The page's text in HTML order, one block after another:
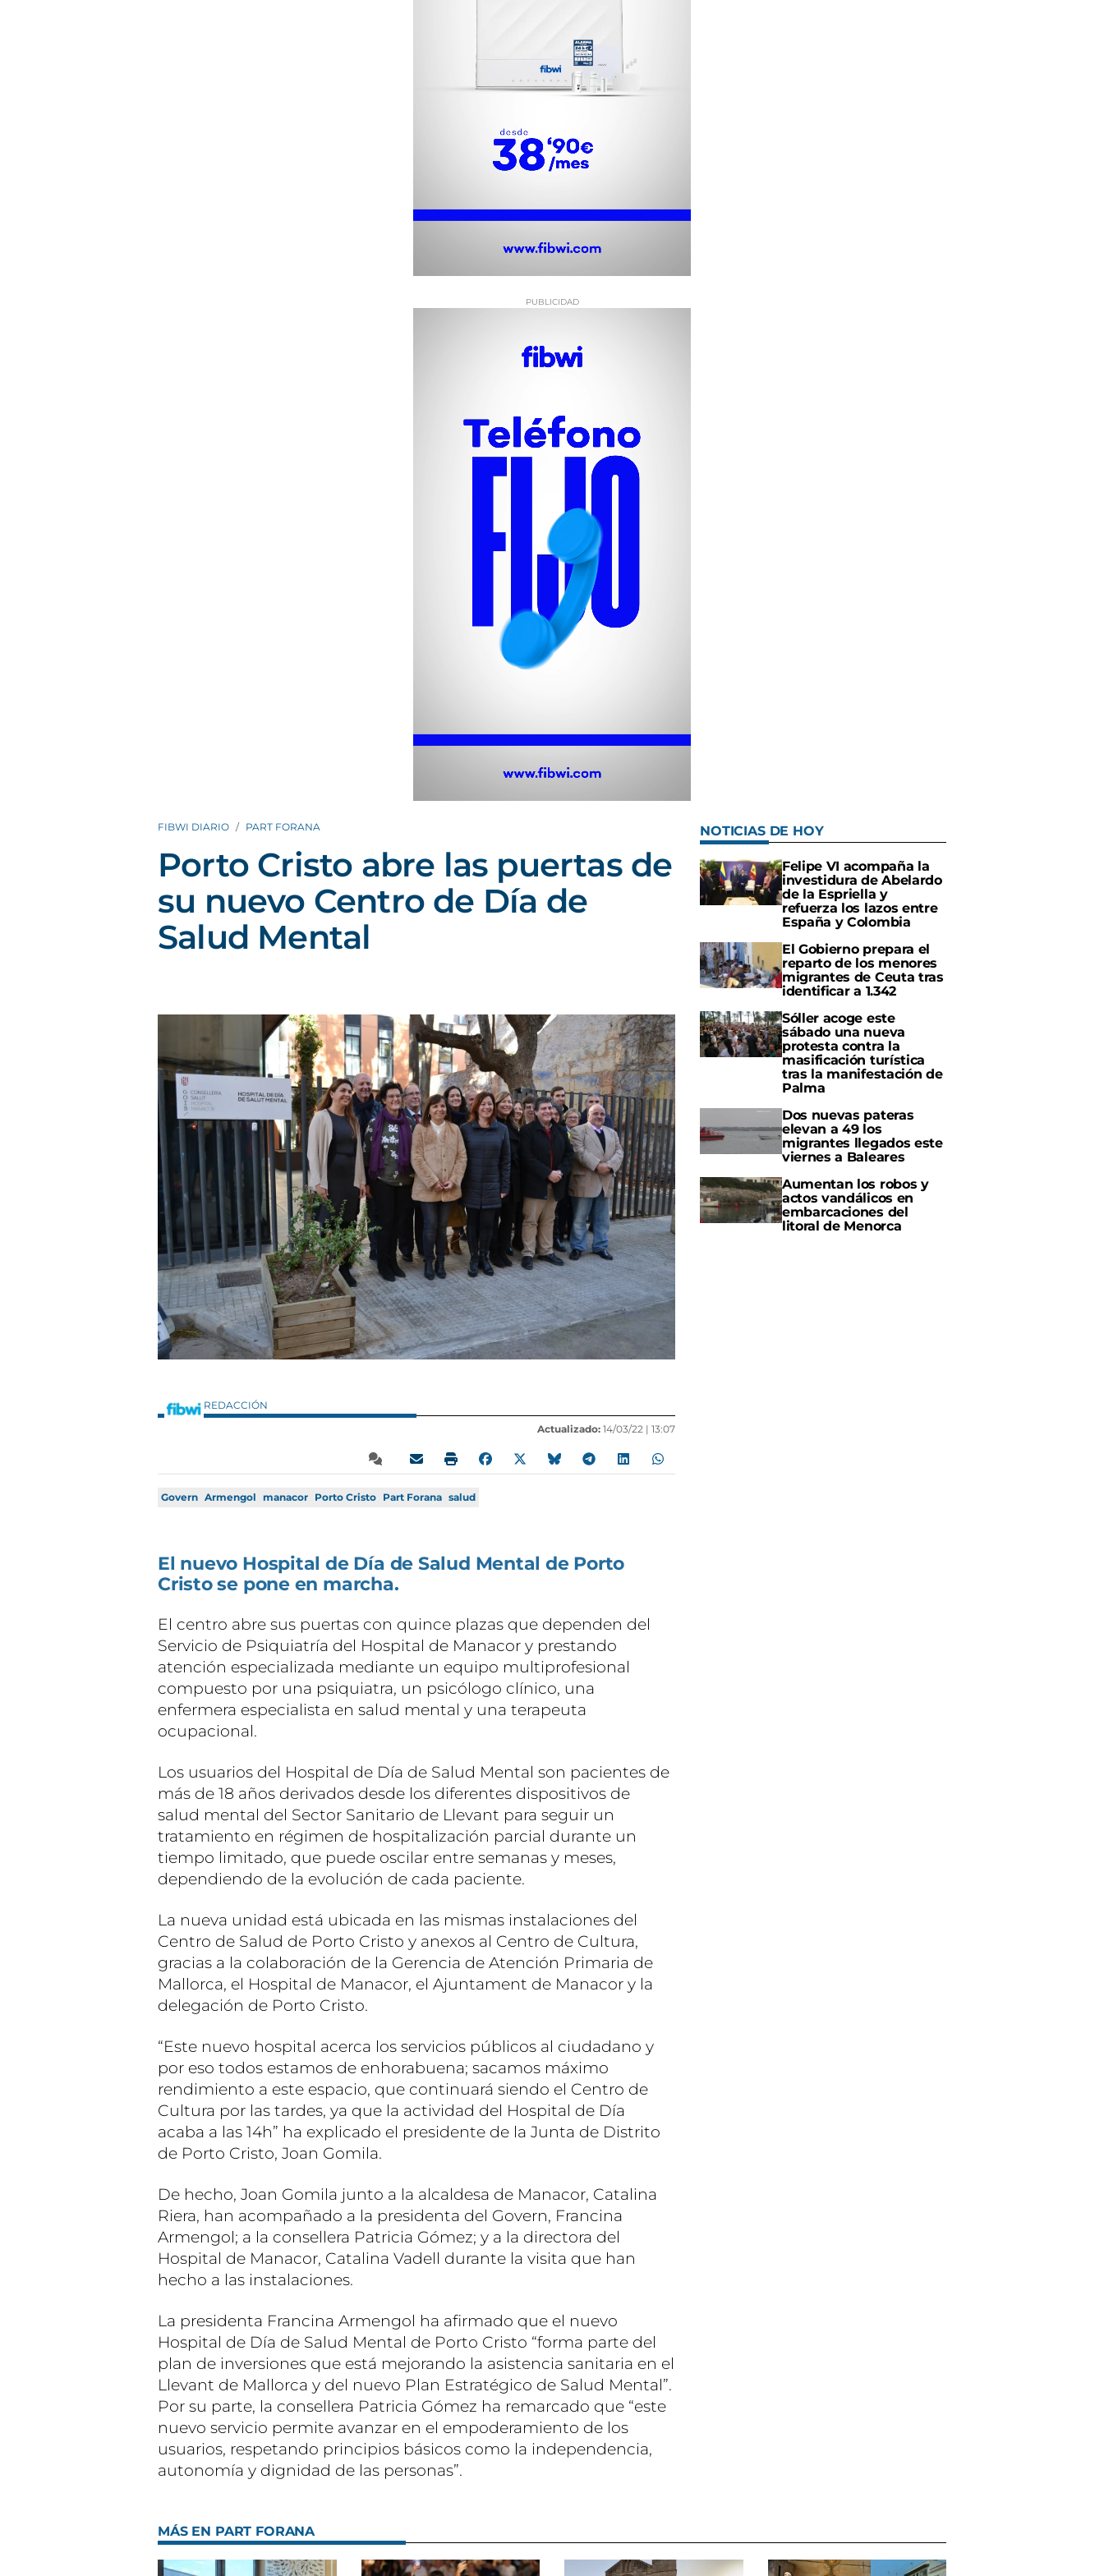
FIBWI DIARIO PART FORANA
Porto Cristo abre las puertas de
su nuevo Centro de Día de
Salud Mental
REDACCIÓN
Actualizado: 14/03/22 | 13:07
Govern Armengol manacor Porto Cristo Part Forana salud
El nuevo Hospital de Día de Salud Mental de Porto
Cristo se pone en marcha.
El centro abre sus puertas con quince plazas que dependen del
Servicio de Psiquiatría del Hospital de Manacor y prestando
atención especializada mediante un equipo multiprofesional
compuesto por una psiquiatra, un psicólogo clínico, una
enfermera especialista en salud mental y una terapeuta
ocupacional.
Los usuarios del Hospital de Día de Salud Mental son pacientes de
más de 18 años derivados desde los diferentes dispositivos de
salud mental del Sector Sanitario de Llevant para seguir un
tratamiento en régimen de hospitalización parcial durante un
tiempo limitado, que puede oscilar entre semanas y meses,
dependiendo de la evolución de cada paciente.
La nueva unidad está ubicada en las mismas instalaciones del
Centro de Salud de Porto Cristo y anexos al Centro de Cultura,
gracias a la colaboración de la Gerencia de Atención Primaria de
Mallorca, el Hospital de Manacor, el Ajuntament de Manacor y la
delegación de Porto Cristo.
“Este nuevo hospital acerca los servicios públicos al ciudadano y
por eso todos estamos de enhorabuena; sacamos máximo
rendimiento a este espacio, que continuará siendo el Centro de
Cultura por las tardes, ya que la actividad del Hospital de Día
acaba a las 14h” ha explicado el presidente de la Junta de Distrito
de Porto Cristo, Joan Gomila.
De hecho, Joan Gomila junto a la alcaldesa de Manacor, Catalina
Riera, han acompañado a la presidenta del Govern, Francina
Armengol; a la consellera Patricia Gómez; y a la directora del
Hospital de Manacor, Catalina Vadell durante la visita que han
hecho a las instalaciones.
La presidenta Francina Armengol ha afirmado que el nuevo
Hospital de Día de Salud Mental de Porto Cristo “forma parte del
plan de inversiones que está mejorando la asistencia sanitaria en el
Llevant de Mallorca y del nuevo Plan Estratégico de Salud Mental”.
Por su parte, la consellera Patricia Gómez ha remarcado que “este
nuevo servicio permite avanzar en el empoderamiento de los
usuarios, respetando principios básicos como la independencia,
autonomía y dignidad de las personas”.
NOTICIAS DE HOY
Felipe VI acompaña la
investidura de Abelardo
de la Espriella y
refuerza los lazos entre
España y Colombia
El Gobierno prepara el
reparto de los menores
migrantes de Ceuta tras
identificar a 1.342
Sóller acoge este
sábado una nueva
protesta contra la
masificación turística
tras la manifestación de
Palma
Dos nuevas pateras
elevan a 49 los
migrantes llegados este
viernes a Baleares
Aumentan los robos y
actos vandálicos en
embarcaciones del
litoral de Menorca
MÁS EN PART FORANA